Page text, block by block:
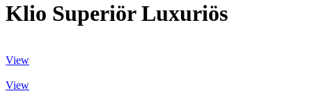
Klio Superiör Luxuriös
View
View